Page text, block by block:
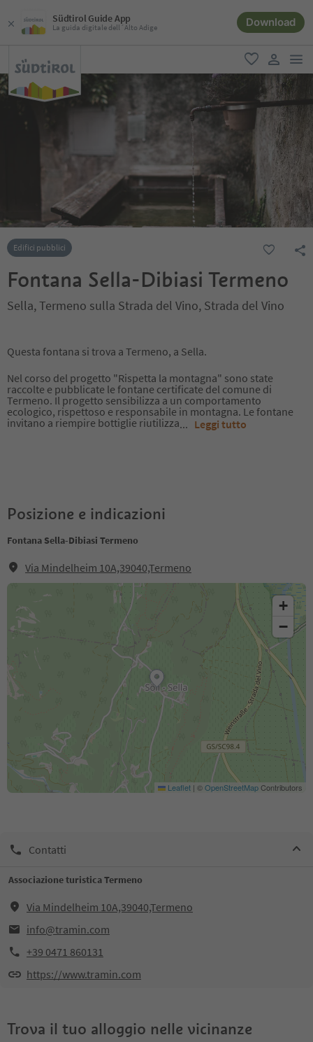
Südtirol Guide App
La guida digitale dell´Alto Adige Download
favoriti
user link
Edifici pubblici
Fontana Sella-Dibiasi Termeno
Sella, Termeno sulla Strada del Vino, Strada del Vino
Questa fontana si trova a Termeno, a Sella.
Nel corso del progetto "Rispetta la montagna" sono state
raccolte e pubblicate le fontane certificate del comune di
Termeno. Il progetto sensibilizza a un comportamento
ecologico, rispettoso e responsabile in montagna. Le fontane
invitano a riempire bottiglie riutilizza... Leggi tutto
Posizione e indicazioni
Fontana Sella-Dibiasi Termeno
Via Mindelheim 10A,39040,Termeno
+
−
Leaflet | ©OpenStreetMapContributors
Contatti
Associazione turistica Termeno
Via Mindelheim 10A,39040,Termeno
info@tramin.com
+39 0471 860131
https://www.tramin.com
Trova il tuo alloggio nelle vicinanze